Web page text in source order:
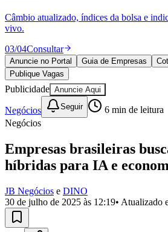
Esportes
Cultura
Meio Ambiente
Obras
Educação
Bairros de Barueri
Selecione sua região
AldeiaAldeia da Serra Aldeia de Barueri
JubranBelvalBethavilleBoa
RegiãoCotiaCruz Preta
MilitarItapeviJandira Jardim AudirJardim
Califórnia
Esperança
Câmbio atualizado, índices da bolsa e
vivo.
03/04Consultar
Anuncie no Portal Guia de Empresas
Publique Vagas
Publicidade Anuncie Aqui
Negócios Seguir 6 min de leitura
Negócios
Empresas brasileiras
híbridas para IA e
JB Negócios e DINO
30 de julho de 2025 às 12:19• Atualizado